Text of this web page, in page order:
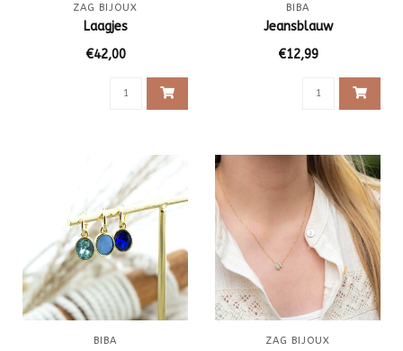
ZAG BIJOUX
Laagjes
€42,00
BIBA
Jeansblauw
€12,99
BIBA ZAG BIJOUX